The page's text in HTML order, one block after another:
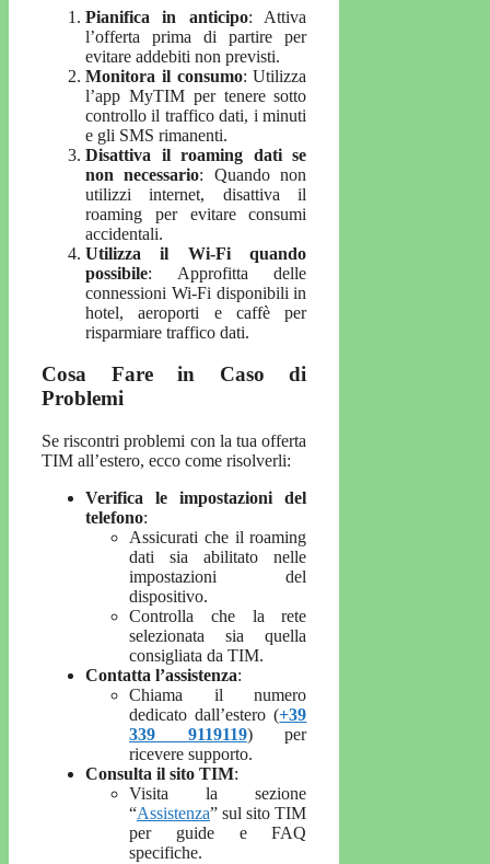
Pianifica in anticipo: Attiva
l’offerta prima di partire per
evitare addebiti non previsti.
Monitora il consumo: Utilizza
l’app MyTIM per tenere sotto
controllo il traffico dati, i minuti
e gli SMS rimanenti.
Disattiva il roaming dati se
non necessario: Quando non
utilizzi internet, disattiva il
roaming per evitare consumi
accidentali.
Utilizza il Wi-Fi quando
possibile: Approfitta delle
connessioni Wi-Fi disponibili in
hotel, aeroporti e caffè per
risparmiare traffico dati.
Cosa Fare in Caso di
Problemi
Se riscontri problemi con la tua offerta
TIM all’estero, ecco come risolverli:
Verifica le impostazioni del
telefono:
Assicurati che il roaming
dati sia abilitato nelle
impostazioni del
dispositivo.
Controlla che la rete
selezionata sia quella
consigliata da TIM.
Contatta l’assistenza:
Chiama il numero
dedicato dall’estero (+39
339 9119119) per
ricevere supporto.
Consulta il sito TIM:
Visita la sezione
“Assistenza” sul sito TIM
per guide e FAQ
specifiche.